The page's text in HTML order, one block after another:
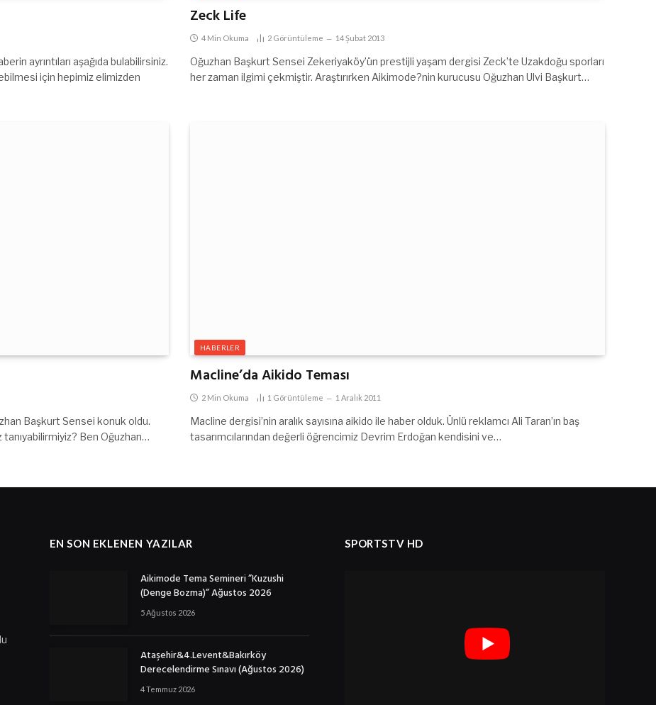
ayrıntıları aşağıda bulabilirsiniz.
için hepimiz elimizden
Zeck Life
4 Min Okuma 2 Görüntüleme 14 Şubat 2013
Oğuzhan Başkurt Sensei Zekeriyaköy’ün prestijli yaşam dergisi Zeck’te Uzakdoğu sporları
her zaman ilgimi çekmiştir. Araştırırken Aikimode?nin kurucusu Oğuzhan Ulvi Başkurt…
Başkurt Sensei konuk oldu.
tanıyabilirmiyiz? Ben Oğuzhan…
HABERLER
Macline’da Aikido Teması
2 Min Okuma 1 Görüntüleme 1 Aralık 2011
Macline dergisi’nin aralık sayısına aikido ile haber olduk. Ünlü reklamcı Ali Taran’ın baş
tasarımcılarından değerli öğrencimiz Devrim Erdoğan kendisini ve…
EN SON EKLENEN YAZILAR
Aikimode Tema Semineri ”Kuzushi
(Denge Bozma)” Ağustos 2026
5 Ağustos 2026
Ataşehir&4.Levent&Bakırköy
Derecelendirme Sınavı (Ağustos 2026)
4 Temmuz 2026
SPORTSTV HD